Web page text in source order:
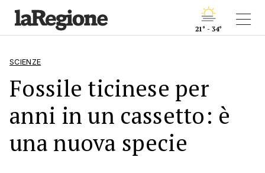
21° - 34°
SCIENZE
Fossile ticinese per
anni in un cassetto: è
una nuova specie